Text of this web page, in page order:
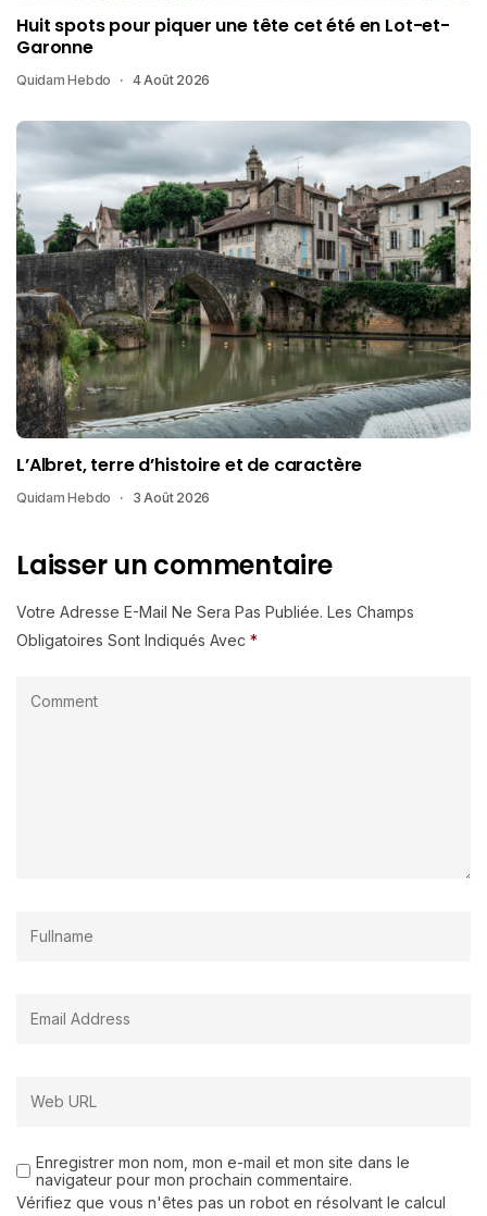
Huit spots pour piquer une tête cet été en Lot-et-
Garonne
Quidam Hebdo 4 Août 2026
L’Albret, terre d’histoire et de caractère
Quidam Hebdo 3 Août 2026
Laisser un commentaire
Votre Adresse E-Mail Ne Sera Pas Publiée. Les Champs
Obligatoires Sont Indiqués Avec *
Enregistrer mon nom, mon e-mail et mon site dans le
navigateur pour mon prochain commentaire.
Vérifiez que vous n'êtes pas un robot en résolvant le calcul